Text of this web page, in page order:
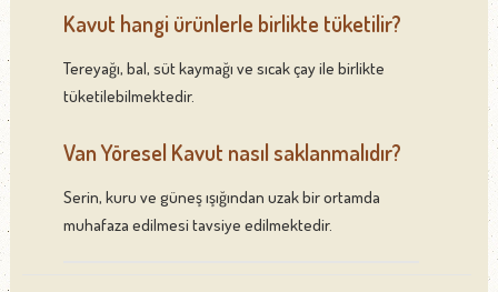
Kavut hangi ürünlerle birlikte tüketilir?
Tereyağı, bal, süt kaymağı ve sıcak çay ile birlikte
tüketilebilmektedir.
Van Yöresel Kavut nasıl saklanmalıdır?
Serin, kuru ve güneş ışığından uzak bir ortamda
muhafaza edilmesi tavsiye edilmektedir.